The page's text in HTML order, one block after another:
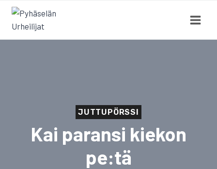
Siirry
sisältöön
JUTTUPÖRSSI
Kai paransi kiekon
pe:tä